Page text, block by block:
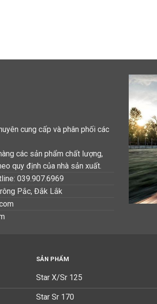
cung cấp và phân phối các
các sản phẩm chất lượng,
quy định của nhà sản xuất.
039.907.6969
Pắc, Đắk Lắk
SẢN PHẨM
Star X/Sr 125
Star Sr 170